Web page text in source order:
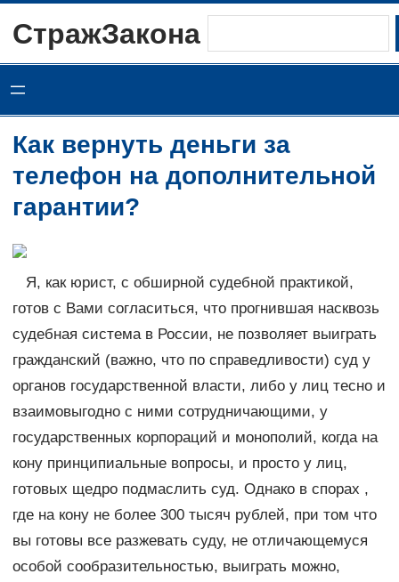
содержимому
СтражЗакона
Как вернуть деньги за
телефон на дополнительной
гарантии?
Я, как юрист, с обширной судебной практикой,
готов с Вами согласиться, что прогнившая насквозь
судебная система в России, не позволяет выиграть
гражданский (важно, что по справедливости) суд у
органов государственной власти, либо у лиц тесно и
взаимовыгодно с ними сотрудничающими, у
государственных корпораций и монополий, когда на
кону принципиальные вопросы, и просто у лиц,
готовых щедро подмаслить суд. Однако в спорах ,
где на кону не более 300 тысяч рублей, при том что
вы готовы все разжевать суду, не отличающемуся
особой сообразительностью, выиграть можно,